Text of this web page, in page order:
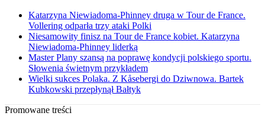
Katarzyna Niewiadoma-Phinney druga w Tour de France.
Vollering odparła trzy ataki Polki
Niesamowity finisz na Tour de France kobiet. Katarzyna
Niewiadoma-Phinney liderką
Master Plany szansą na poprawę kondycji polskiego sportu.
Słowenia świetnym przykładem
Wielki sukces Polaka. Z Kåsebergi do Dziwnowa. Bartek
Kubkowski przepłynął Bałtyk
Promowane treści